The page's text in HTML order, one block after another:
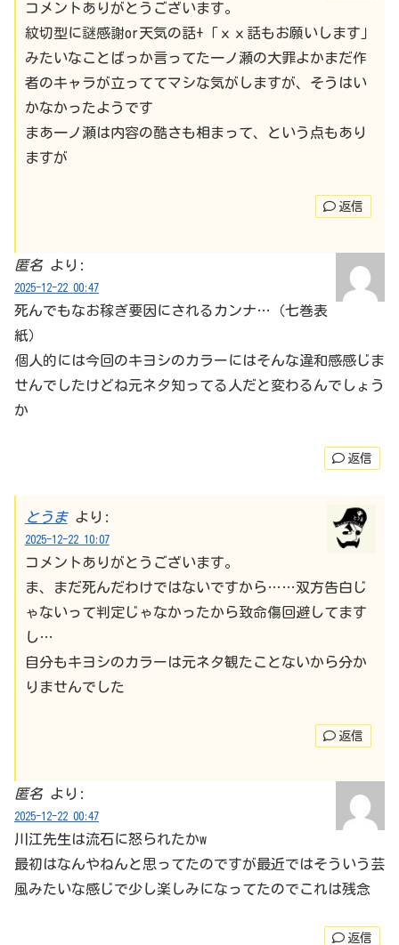
コメントありがとうございます。
紋切型に謎感謝or天気の話+「ｘｘ話もお願いします」
みたいなことばっか言ってた一ノ瀬の大罪よかまだ作
者のキャラが立っててマシな気がしますが、そうはい
かなかったようです
まあ一ノ瀬は内容の酷さも相まって、という点もあり
ますが
返信
匿名 より:
2025-12-22 00:47
死んでもなお稼ぎ要因にされるカンナ…（七巻表
紙）
個人的には今回のキヨシのカラーにはそんな違和感感じま
せんでしたけどね元ネタ知ってる人だと変わるんでしょう
か
返信
とうま より:
2025-12-22 10:07
コメントありがとうございます。
ま、まだ死んだわけではないですから……双方告白じ
ゃないって判定じゃなかったから致命傷回避してます
し…
自分もキヨシのカラーは元ネタ観たことないから分か
りませんでした
返信
匿名 より:
2025-12-22 00:47
川江先生は流石に怒られたかw
最初はなんやねんと思ってたのですが最近ではそういう芸
風みたいな感じで少し楽しみになってたのでこれは残念
返信